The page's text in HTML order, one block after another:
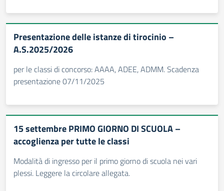
Presentazione delle istanze di tirocinio –
A.S.2025/2026
per le classi di concorso: AAAA, ADEE, ADMM. Scadenza
presentazione 07/11/2025
15 settembre PRIMO GIORNO DI SCUOLA –
accoglienza per tutte le classi
Modalità di ingresso per il primo giorno di scuola nei vari
plessi. Leggere la circolare allegata.